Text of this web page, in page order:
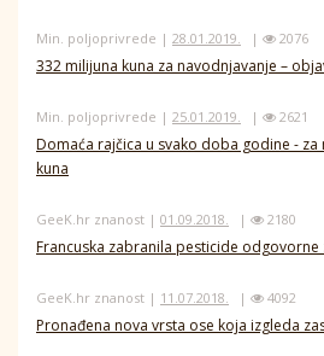
Min. poljoprivrede | 28.01.2019. | 2076
332 milijuna kuna za navodnjavanje –
Min. poljoprivrede | 25.01.2019. | 2621
Domaća rajčica u svako doba godine - za
kuna
GeeK.hr znanost | 01.09.2018. | 2180
Francuska zabranila pesticide
GeeK.hr znanost | 11.07.2018. | 4092
Pronađena nova vrsta ose koja izgleda